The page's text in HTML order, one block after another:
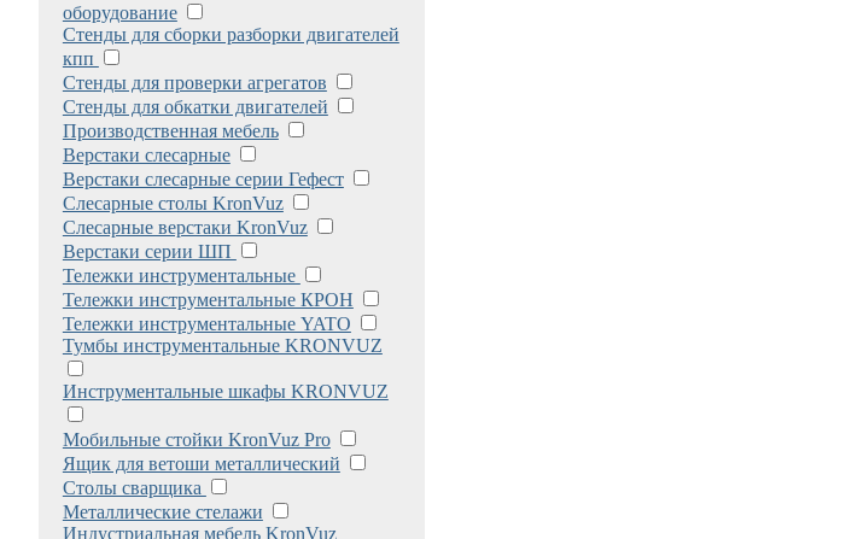
оборудование
Стенды для сборки разборки двигателей
кпп
Стенды для проверки агрегатов
Стенды для обкатки двигателей
Производственная мебель
Верстаки слесарные
Верстаки слесарные серии Гефест
Слесарные столы KronVuz
Слесарные верстаки KronVuz
Верстаки серии ШП
Тележки инструментальные
Тележки инструментальные КРОН
Тележки инструментальные YATO
Тумбы инструментальные KRONVUZ
Инструментальные шкафы KRONVUZ
Мобильные стойки KronVuz Pro
Ящик для ветоши металлический
Столы сварщика
Металлические стелажи
Индустриальная мебель KronVuz